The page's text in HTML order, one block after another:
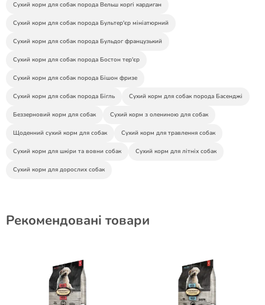
Сухий корм для собак порода Вельш коргі кардиган
Сухий корм для собак порода Бультер'єр мініатюрний
Сухий корм для собак порода Бульдог французький
Сухий корм для собак порода Бостон тер'єр
Сухий корм для собак порода Бішон фризе
Сухий корм для собак порода Бігль Сухий корм для собак порода Басенджі
Беззерновий корм для собак Сухий корм з олениною для собак
Щоденний сухий корм для собак Сухий корм для травлення собак
Сухий корм для шкіри та вовни собак Сухий корм для літніх собак
Сухий корм для дорослих собак
Рекомендовані товари